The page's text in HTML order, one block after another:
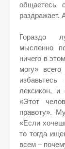
общаетесь
раздражает.
Гораздо
мысленно
ничего в
могу»
лексикон,
«Этот
правоту».
«Если
то тогда
всем –